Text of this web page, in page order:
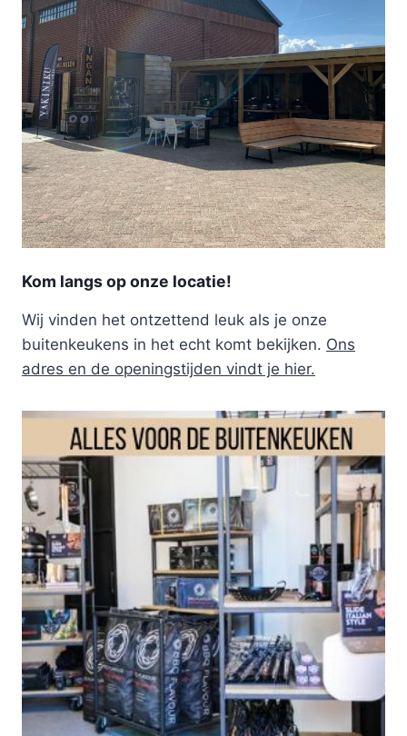
Kom langs op onze locatie!
Wij vinden het ontzettend leuk als je onze
buitenkeukens in het echt komt bekijken. Ons
adres en de openingstijden vindt je hier.